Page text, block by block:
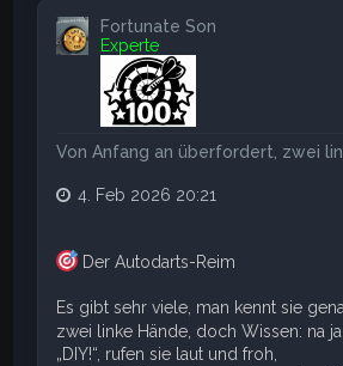
Fortunate Son
Experte
Von Anfang an überfordert, zwei
4. Feb 2026 20:21
Der Autodarts-Reim
Es gibt sehr viele, man kennt sie
zwei linke Hände, doch Wissen: na
„DIY!“, rufen sie laut und froh,